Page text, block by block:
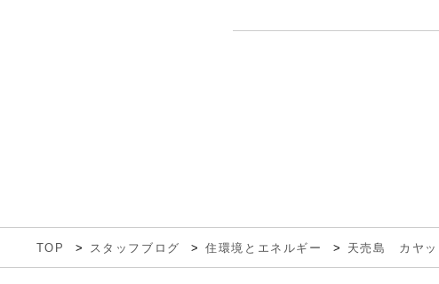
TOP スタッフブログ 住環境とエネルギー 天売島 カヤッ